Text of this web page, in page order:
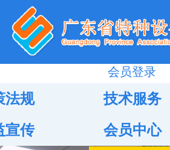
会员登录
法规 技术服务
宣传
会员中心